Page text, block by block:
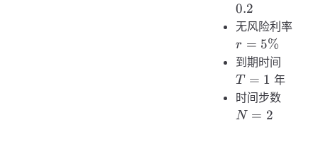
0.2
无风险利率
r = 5%
到期时间
=
T = 1 年
时间步数
N = 2